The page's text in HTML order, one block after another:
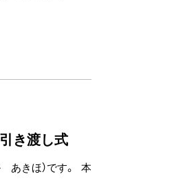
き渡し式
あきほ）です。 本